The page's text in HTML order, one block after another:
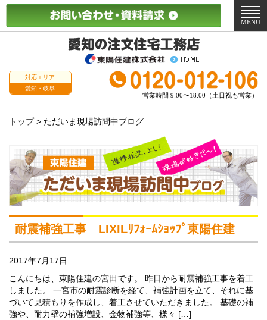
対応エリア
愛知・岐阜
営業時間 9:00〜18:00（土日祝も営業）
メ
ニ
MENU
トップ> ただいま現場訪問中ブログ
耐震補強工事 LIXILﾘﾌｫｰﾑｼｮｯﾌﾟ東陽住建
2017年7月17日
こんにちは、東陽住建の宮田です。 昨日から耐震補強工事を着工
しました。 一宮市の耐震診断を経て、補強計画を立て、それに基
づいて見積もりを作成し、着工させていただきました。 基礎の補
強や、耐力壁の補強増設、金物補強等、様々 […]